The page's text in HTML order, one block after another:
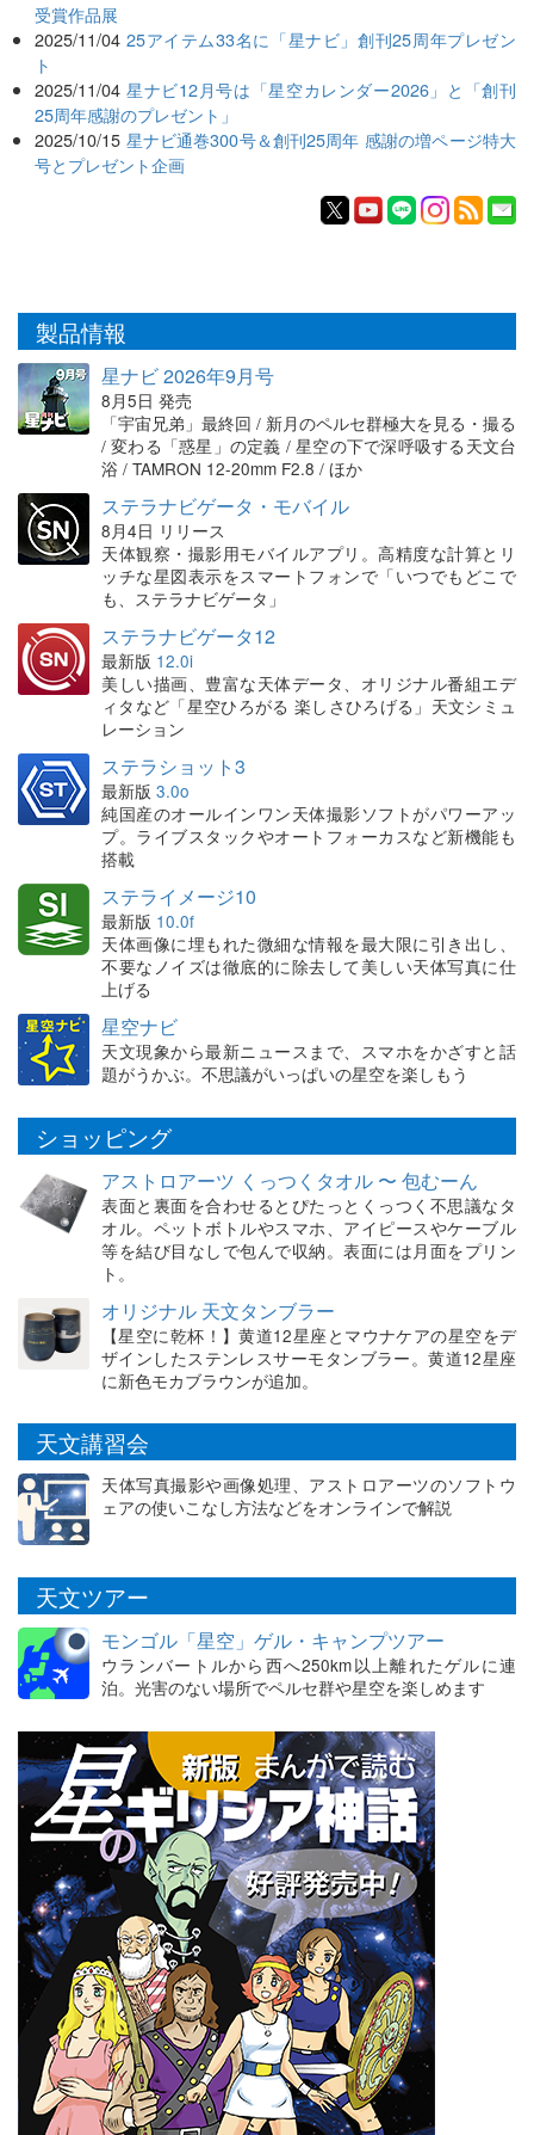
受賞作品展
2025/11/04 25アイテム33名に「星ナビ」創刊25周年プレゼン
ト
2025/11/04 星ナビ12月号は「星空カレンダー2026」と「創刊
25周年感謝のプレゼント」
2025/10/15 星ナビ通巻300号＆創刊25周年 感謝の増ページ特大
号とプレゼント企画
製品情報
星ナビ 2026年9月号
8月5日 発売
「宇宙兄弟」最終回 / 新月のペルセ群極大を見る・撮る
/ 変わる「惑星」の定義 / 星空の下で深呼吸する天文台
浴 / TAMRON 12-20mm F2.8 / ほか
ステラナビゲータ・モバイル
8月4日 リリース
天体観察・撮影用モバイルアプリ。高精度な計算とリ
ッチな星図表示をスマートフォンで「いつでもどこで
も、ステラナビゲータ」
ステラナビゲータ12
最新版 12.0i
美しい描画、豊富な天体データ、オリジナル番組エデ
ィタなど「星空ひろがる 楽しさひろげる」天文シミュ
レーション
ステラショット3
最新版 3.0o
純国産のオールインワン天体撮影ソフトがパワーアッ
プ。ライブスタックやオートフォーカスなど新機能も
搭載
ステライメージ10
最新版 10.0f
天体画像に埋もれた微細な情報を最大限に引き出し、
不要なノイズは徹底的に除去して美しい天体写真に仕
上げる
星空ナビ
天文現象から最新ニュースまで、スマホをかざすと話
題がうかぶ。不思議がいっぱいの星空を楽しもう
ショッピング
アストロアーツ くっつくタオル 〜 包むーん
表面と裏面を合わせるとぴたっとくっつく不思議なタ
オル。ペットボトルやスマホ、アイピースやケーブル
等を結び目なしで包んで収納。表面には月面をプリン
ト。
オリジナル 天文タンブラー
【星空に乾杯！】黄道12星座とマウナケアの星空をデ
ザインしたステンレスサーモタンブラー。黄道12星座
に新色モカブラウンが追加。
天文講習会
天体写真撮影や画像処理、アストロアーツのソフトウ
ェアの使いこなし方法などをオンラインで解説
天文ツアー
モンゴル「星空」ゲル・キャンプツアー
ウランバートルから西へ250km以上離れたゲルに連
泊。光害のない場所でペルセ群や星空を楽しめます